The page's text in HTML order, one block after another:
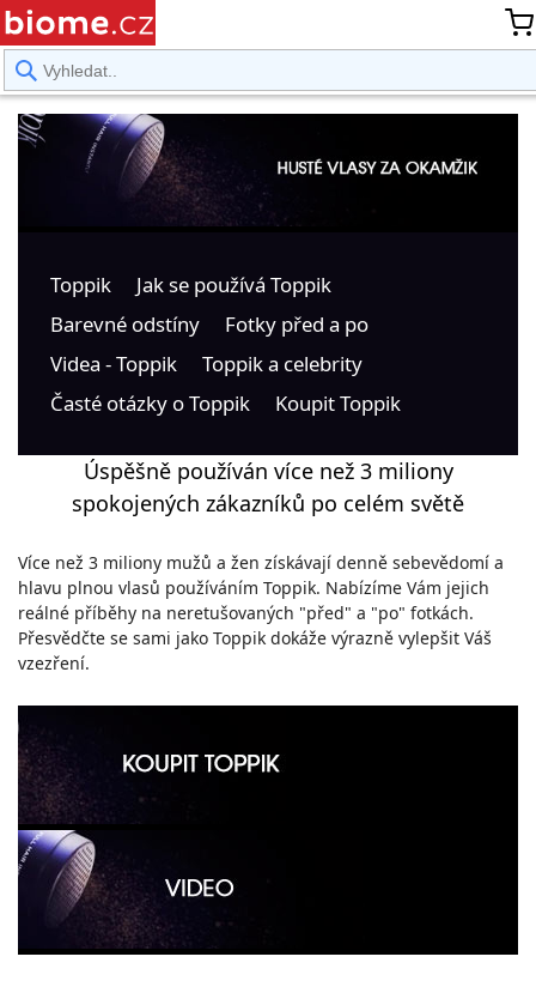
Toppik
Jak se používá Toppik
Barevné odstíny
Fotky před a po
Videa - Toppik
Toppik a celebrity
Časté otázky o Toppik
Koupit Toppik
Úspěšně používán více než 3 miliony
spokojených zákazníků po celém světě
Více než 3 miliony mužů a žen získávají denně sebevědomí a
hlavu plnou vlasů používáním Toppik. Nabízíme Vám jejich
reálné příběhy na neretušovaných "před" a "po" fotkách.
Přesvědčte se sami jako Toppik dokáže výrazně vylepšit Váš
vzezření.